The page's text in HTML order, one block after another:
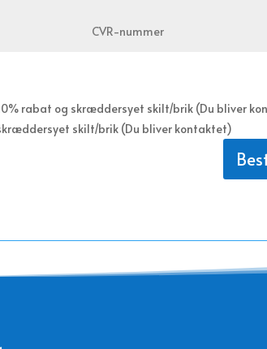
rabat og skræddersyet skilt/brik (Du bliver
skilt/brik (Du bliver kontaktet)